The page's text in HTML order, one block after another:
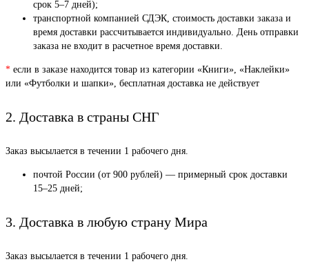
срок 5–7 дней);
транспортной компанией СДЭК, стоимость доставки заказа и
время доставки рассчитывается индивидуально. День отправки
заказа не входит в расчетное время доставки.
* если в заказе находится товар из категории «Книги», «Наклейки»
или «Футболки и шапки», бесплатная доставка не действует
2. Доставка в страны СНГ
Заказ высылается в течении 1 рабочего дня.
почтой России (от 900 рублей) — примерный срок доставки
15–25 дней;
3. Доставка в любую страну Мира
Заказ высылается в течении 1 рабочего дня.